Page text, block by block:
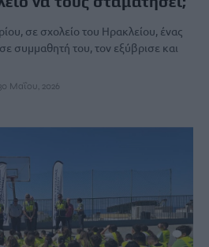
σε σχολείο του Ηρακλείου, ένας
συμμαθητή του, τον εξύβρισε και
30 Μαΐου, 2026